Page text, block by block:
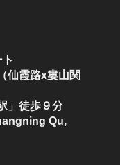
仙霞路x婁山関
」徒歩９分
Qu,